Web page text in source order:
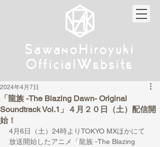
Sa wanoHiroyuki
Official W ebsite
Sa wanoHiroyuki
Official W ebsite
「龍族 -The Blazing Dawn- Original
Soundtrack Vol.1」４月２０日（土）配信開
始！
2024年4月7日
4月6日（土）24時よりTOKYO MXほかにて
放送開始したアニメ「龍族 -The Blazing